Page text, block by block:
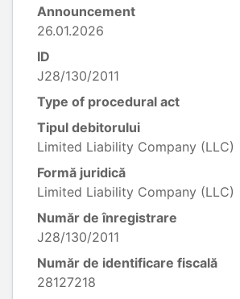
Announcement
26.01.2026
ID
J28/130/2011
Type of procedural act
Tipul debitorului
Limited Liability Company (LLC)
Formă juridică
Limited Liability Company (LLC)
Număr de înregistrare
J28/130/2011
Număr de identificare fiscală
28127218